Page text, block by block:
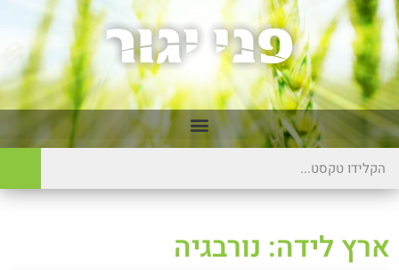
ארץ לידה: נורבגיה